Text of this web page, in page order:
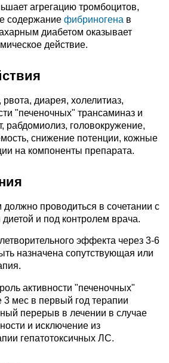
агрегацию тромбоцитов,
содержание фибриногена в
диабетом оказывает
действие.
диарея, холелитиаз,
"печеночных" трансаминаз и
рабдомиолиз, головокружение,
снижение потенции, кожные
на компоненты препарата.
проводиться в сочетании с
и под контролем врача.
эффекта через 3-6
назначена сопутствующая или
активности "печеночных"
мес в первый год терапии
перерыв в лечении в случае
и исключение из
гепатотоксичных ЛС.